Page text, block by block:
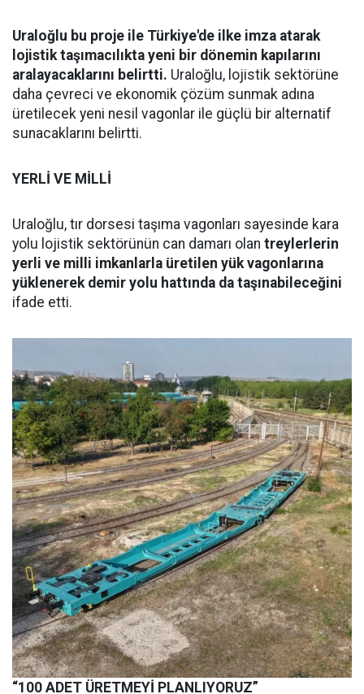
Uraloğlu bu proje ile Türkiye'de ilke imza atarak
lojistik taşımacılıkta yeni bir dönemin kapılarını
aralayacaklarını belirtti. Uraloğlu, lojistik sektörüne
daha çevreci ve ekonomik çözüm sunmak adına
üretilecek yeni nesil vagonlar ile güçlü bir alternatif
sunacaklarını belirtti.
YERLİ VE MİLLİ
Uraloğlu, tır dorsesi taşıma vagonları sayesinde kara
yolu lojistik sektörünün can damarı olan treylerlerin
yerli ve milli imkanlarla üretilen yük vagonlarına
yüklenerek demir yolu hattında da taşınabileceğini
ifade etti.
“100 ADET ÜRETMEYİ PLANLIYORUZ”